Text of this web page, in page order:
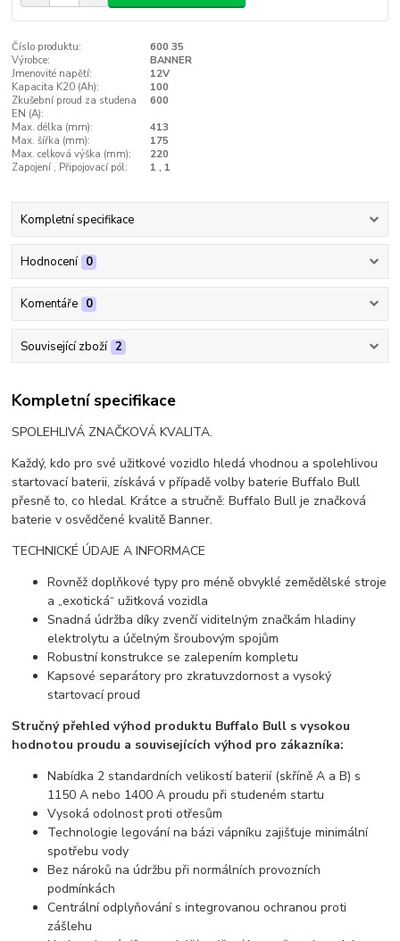
Číslo produktu:
600 35
Výrobce:
BANNER
Jmenovité napětí:
12V
Kapacita K20 (Ah):
100
Zkušební proud za studena
EN (A):
600
Max. délka (mm):
413
Max. šířka (mm):
175
Max. celková výška (mm):
220
Zapojení , Připojovací pól:
1 , 1
Kompletní specifikace
Hodnocení 0
Komentáře 0
Související zboží 2
Kompletní specifikace
SPOLEHLIVÁ ZNAČKOVÁ KVALITA.
Každý, kdo pro své užitkové vozidlo hledá vhodnou a spolehlivou
startovací baterii, získává v případě volby baterie Buffalo Bull
přesně to, co hledal. Krátce a stručně: Buffalo Bull je značková
baterie v osvědčené kvalitě Banner.
TECHNICKÉ ÚDAJE A INFORMACE
Rovněž doplňkové typy pro méně obvyklé zemědělské stroje
a „exotická“ užitková vozidla
Snadná údržba díky zvenčí viditelným značkám hladiny
elektrolytu a účelným šroubovým spojům
Robustní konstrukce se zalepením kompletu
Kapsové separátory pro zkratuvzdornost a vysoký
startovací proud
Stručný přehled výhod produktu Buffalo Bull s vysokou
hodnotou proudu a souvisejících výhod pro zákazníka:
Nabídka 2 standardních velikostí baterií (skříně A a B) s
1150 A nebo 1400 A proudu při studeném startu
Vysoká odolnost proti otřesům
Technologie legování na bázi vápníku zajišťuje minimální
spotřebu vody
Bez nároků na údržbu při normálních provozních
podmínkách
Centrální odplyňování s integrovanou ochranou proti
zášlehu